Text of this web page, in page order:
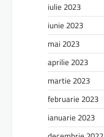
iulie 2023
iunie 2023
mai 2023
aprilie 2023
martie 2023
februarie 2023
ianuarie 2023